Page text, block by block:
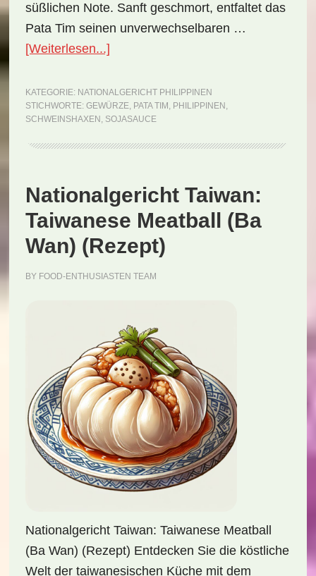
süßlichen Note. Sanft geschmort, entfaltet das
Pata Tim seinen unverwechselbaren …
[Weiterlesen...]ÜberNationalgericht
Pata
Tim
KATEGORIE: NATIONALGERICHT PHILIPPINEN
STICHWORTE: GEWÜRZE, PATA TIM , PHILIPPINEN ,
SCHWEINSHAXEN , SOJASAUCE
Nationalgericht Taiwan:
Taiwanese Meatball (Ba
Wan) (Rezept)
BY FOOD-ENTHUSIASTEN TEAM
Nationalgericht Taiwan: Taiwanese Meatball
(Ba Wan) (Rezept) Entdecken Sie die köstliche
Welt der taiwanesischen Küche mit dem